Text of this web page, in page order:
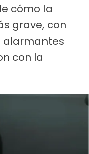
cómo la
grave, con
alarmantes
con la